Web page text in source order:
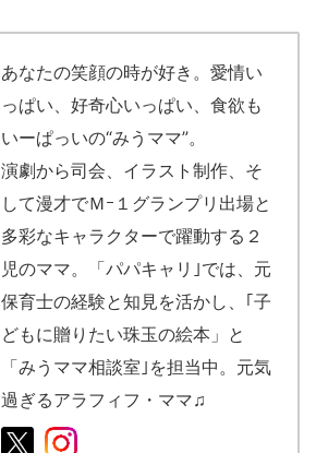
あなたの笑顔の時が好き。愛情い
っぱい、好奇心いっぱい、食欲も
いーぱっいの“みうママ”。
演劇から司会、イラスト制作、そ
して漫才でＭｰ１グランプリ出場と
多彩なキャラクターで躍動する２
児のママ。「パパキャリ｣では、元
保育士の経験と知見を活かし、｢子
どもに贈りたい珠玉の絵本」と
「みうママ相談室｣を担当中。元気
過ぎるアラフィフ・ママ♫